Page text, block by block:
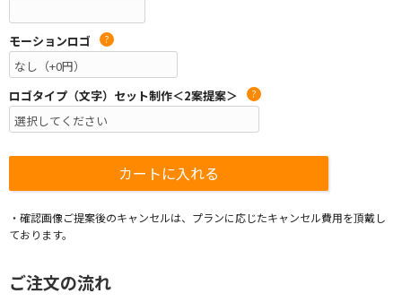
モーションロゴ ?
ロゴタイプ（文字）セット制作＜2案提案＞ ?
・確認画像ご提案後のキャンセルは、プランに応じたキャンセル費用を頂戴し
ております。
ご注文の流れ